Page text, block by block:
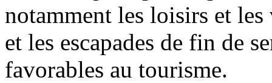
notamment les loisirs et
et les escapades de fin de
favorables au tourisme.